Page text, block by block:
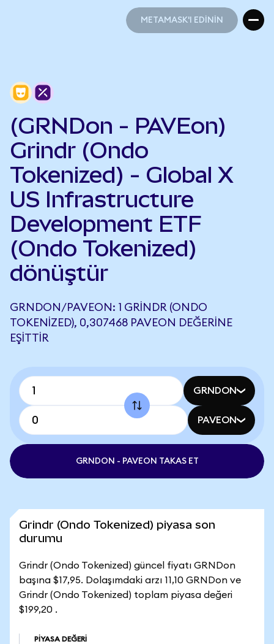
METAMASK'I EDİNİN
(GRNDon - PAVEon)
Grindr (Ondo
Tokenized) - Global X
US Infrastructure
Development ETF
(Ondo Tokenized)
dönüştür
GRNDON/PAVEON: 1 GRINDR (ONDO
TOKENIZED), 0,307468 PAVEON DEĞERINE
EŞITTIR
GRNDON
PAVEON
GRNDON - PAVEON TAKAS ET
Grindr (Ondo Tokenized) piyasa son
durumu
Grindr (Ondo Tokenized) güncel fiyatı GRNDon
başına $17,95. Dolaşımdaki arzı 11,10 GRNDon ve
Grindr (Ondo Tokenized) toplam piyasa değeri
$199,20 .
PIYASA DEĞERI